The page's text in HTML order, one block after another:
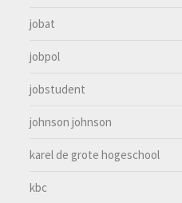
jobat
jobpol
jobstudent
johnson johnson
karel de grote hogeschool
kbc